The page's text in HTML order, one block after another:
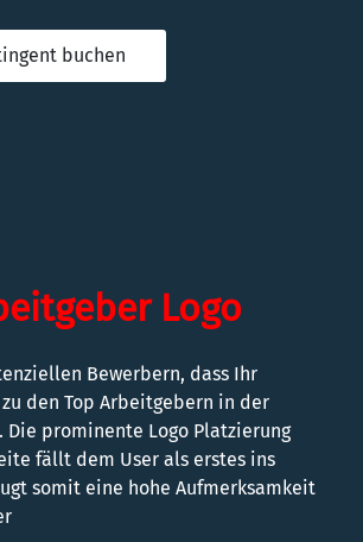
buchen
Logo
Bewerbern, dass Ihr
den Top Arbeitgebern in der
Die prominente Logo Platzierung
fällt dem User als erstes ins
somit eine hohe Aufmerksamkeit